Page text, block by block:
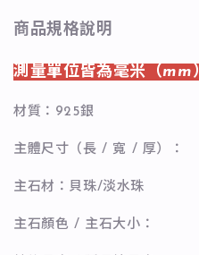
商品規格說明
測量單位皆為毫米（mm
材質：925銀
主體尺寸（長 / 寬 / 厚）：
主石材：貝珠/淡水珠
主石顏色 / 主石大小：